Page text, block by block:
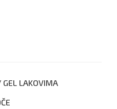
GEL LAKOVIMA